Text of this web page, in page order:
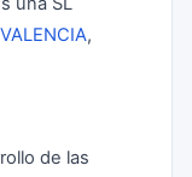
VALENCIA,
de las